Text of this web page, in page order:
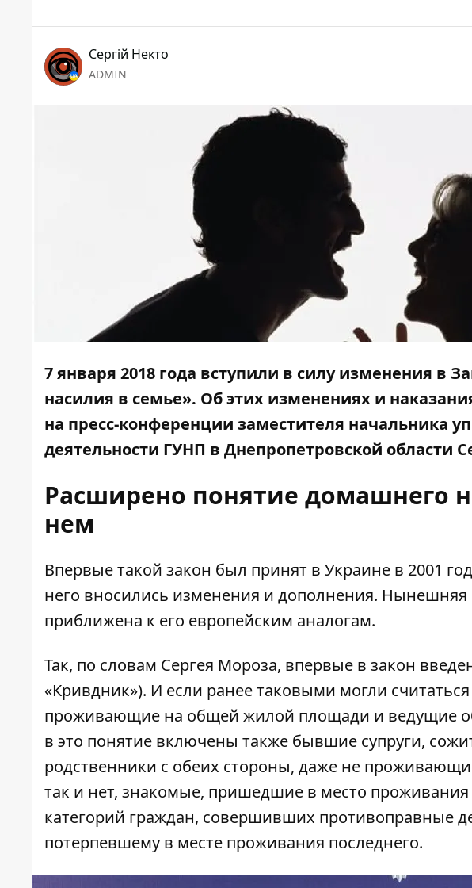
Сергій Некто
ADMIN
7 января 2018 года вступили в силу изменения в
насилия в семье». Об этих изменениях и
на пресс-конференции заместителя начальника
деятельности ГУНП в Днепропетровской области
Расширено понятие домашнего
нем
Впервые такой закон был принят в Украине в 2001
него вносились изменения и дополнения. Нынешняя
приближена к его европейским аналогам.
Так, по словам Сергея Мороза, впервые в закон
«Кривдник»). И если ранее таковыми могли
проживающие на общей жилой площади и ведущие
в это понятие включены также бывшие супруги,
родственники с обеих стороны, даже не
так и нет, знакомые, пришедшие в место проживания
категорий граждан, совершивших противоправные
потерпевшему в месте проживания последнего.